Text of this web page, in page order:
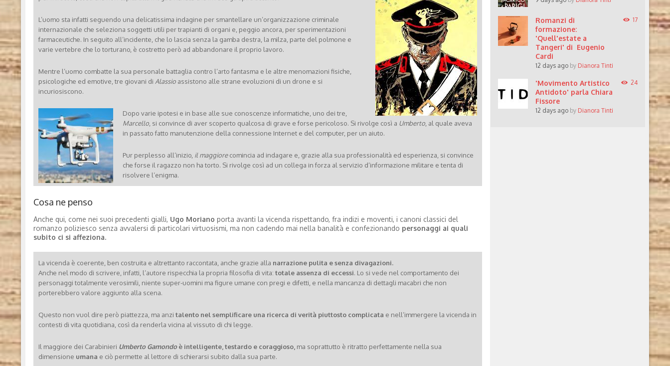
L’uomo sta infatti seguendo una delicatissima indagine per smantellare un’organizzazione criminale
internazionale che seleziona soggetti utili per trapianti di organi e, peggio ancora, per sperimentazioni
farmaceutiche. In seguito all’incidente, che lo lascia senza la gamba destra, la milza, parte del polmone e
varie vertebre che lo torturano, è costretto però ad abbandonare il proprio lavoro.
Mentre l’uomo combatte la sua personale battaglia contro l’arto fantasma e le altre menomazioni fisiche,
psicologiche ed emotive, tre giovani di Alassioassistono alle strane evoluzioni di un drone e si
incuriosiscono.
Dopo varie ipotesi e in base alle sue conoscenze informatiche, uno dei tre,
Marcello , si convince di aver scoperto qualcosa di grave e forse pericoloso. Si rivolge così a Umberto , al quale aveva
in passato fatto manutenzione della connessione Internet e del computer, per un aiuto.
Pur perplesso all’inizio, il maggiorecomincia ad indagare e, grazie alla sua professionalità ed esperienza, si convince
che forse il ragazzo non ha torto. Si rivolge così ad un collega in forza al servizio d’informazione militare e tenta di
risolvere l’enigma.
Cosa ne penso
Anche qui, come nei suoi precedenti gialli, Ugo Moriano porta avanti la vicenda rispettando, fra indizi e moventi, i canoni classici del
romanzo poliziesco senza avvalersi di particolari virtuosismi, ma non cadendo mai nella banalità e confezionando personaggi ai quali
subito ci si affeziona.
La vicenda è coerente, ben costruita e altrettanto raccontata, anche grazie alla narrazione pulita e senza divagazioni.
Anche nel modo di scrivere, infatti, l’autore rispecchia la propria filosofia di vita: totale assenza di eccessi. Lo si vede nel comportamento dei
personaggi totalmente verosimili, niente super-uomini ma figure umane con pregi e difetti, e nella mancanza di dettagli macabri che non
porterebbero valore aggiunto alla scena.
Questo non vuol dire però piattezza, ma anzi talento nel semplificare una ricerca di verità piuttosto complicata e nell’immergere la vicenda in
contesti di vita quotidiana, così da renderla vicina al vissuto di chi legge.
Il maggiore dei Carabinieri Umberto Gamondoè intelligente, testardo e coraggioso, ma soprattutto è ritratto perfettamente nella sua
dimensione umana e ciò permette al lettore di schierarsi subito dalla sua parte.
Romanzi di
formazione:
'Quell'estate a
Tangeri' di Eugenio
Cardi
12 days ago by Dianora Tinti
17
'Movimento Artistico
Antidoto' parla Chiara
Fissore
12 days ago by Dianora Tinti
24